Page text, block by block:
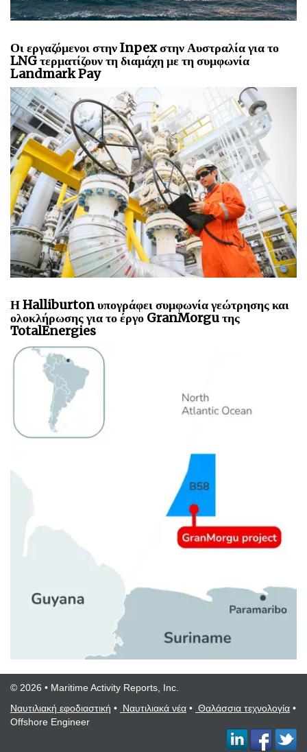
Οι εργαζόμενοι στην Inpex στην Αυστραλία για το
LNG τερματίζουν τη διαμάχη με τη συμφωνία
Landmark Pay
Η Halliburton υπογράφει συμφωνία γεώτρησης και
ολοκλήρωσης για το έργο GranMorgu της
TotalEnergies
© 2026 • Maritime Activity Reports, Inc.
Ναυτιλιακή εφοδιαστική • Ναυτιλιακά νέα • Θαλάσσια τεχνολογία •
Offshore Engineer